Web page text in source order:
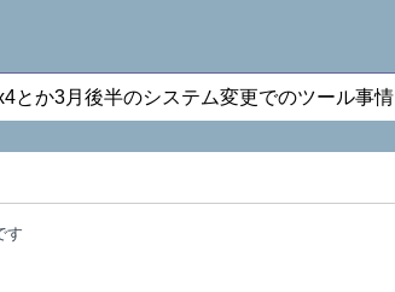
とか3月後半のシステム変更でのツール事情
す